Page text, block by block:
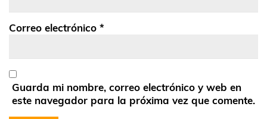
Correo electrónico *
Guarda mi nombre, correo electrónico y web en
este navegador para la próxima vez que comente.